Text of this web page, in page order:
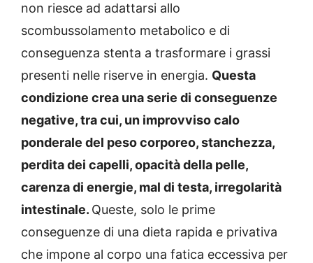
non riesce ad adattarsi allo
scombussolamento metabolico e di
conseguenza stenta a trasformare i grassi
presenti nelle riserve in energia. Questa
condizione crea una serie di conseguenze
negative, tra cui, un improvviso calo
ponderale del peso corporeo, stanchezza,
perdita dei capelli, opacità della pelle,
carenza di energie, mal di testa, irregolarità
intestinale. Queste, solo le prime
conseguenze di una dieta rapida e privativa
che impone al corpo una fatica eccessiva per